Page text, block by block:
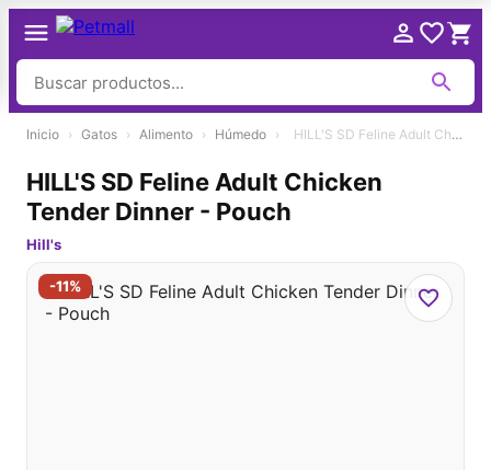
contenido
Inicio › Gatos › Alimento › Húmedo › HILL'S SD Feline Adult Chicken Tender Dinner - Pouch
-11%
HILL'S SD Feline Adult Chicken
Tender Dinner - Pouch
Hill's